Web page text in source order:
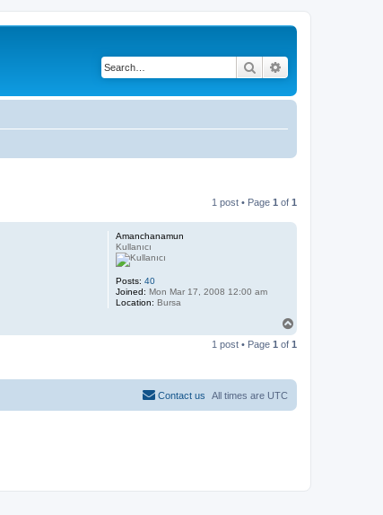
Search
1 post • Page 1 of 1
Amanchanamun
Kullanıcı
Posts: 40
Joined: Mon Mar 17, 2008 12:00 am
Location: Bursa
p
1 post • Page 1 of 1
All times are UTC
Contact us